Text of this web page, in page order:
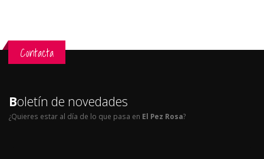
Contacta
Boletín de novedades
¿Quieres estar al día de lo que pasa en El Pez Rosa?